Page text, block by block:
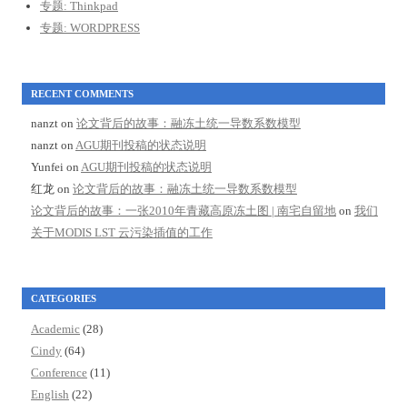
专题: Thinkpad
专题: WORDPRESS
RECENT COMMENTS
nanzt on 论文背后的故事：融冻土统一导数系数模型
nanzt on AGU期刊投稿的状态说明
Yunfei on AGU期刊投稿的状态说明
红龙 on 论文背后的故事：融冻土统一导数系数模型
论文背后的故事：一张2010年青藏高原冻土图 | 南宅自留地 on 我们
关于MODIS LST 云污染插值的工作
CATEGORIES
Academic (28)
Cindy (64)
Conference (11)
English (22)